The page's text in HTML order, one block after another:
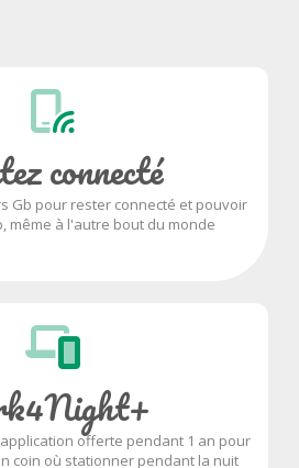
connecté
Gb pour rester connecté et pouvoir
même à l'autre bout du monde
offerte pendant 1 an pour
coin où stationner pendant la nuit